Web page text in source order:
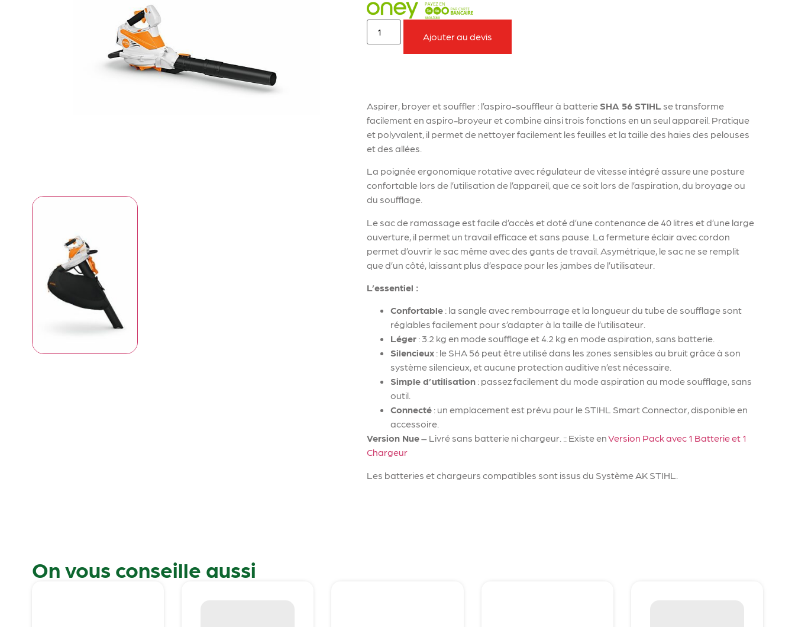
Ajouter au devis
Aspirer, broyer et souffler : l’aspiro-souffleur à batterie SHA 56 STIHL se transforme
facilement en aspiro-broyeur et combine ainsi trois fonctions en un seul appareil. Pratique
et polyvalent, il permet de nettoyer facilement les feuilles et la taille des haies des pelouses
et des allées.
La poignée ergonomique rotative avec régulateur de vitesse intégré assure une posture
confortable lors de l’utilisation de l’appareil, que ce soit lors de l’aspiration, du broyage ou
du soufflage.
Le sac de ramassage est facile d’accès et doté d’une contenance de 40 litres et d’une large
ouverture, il permet un travail efficace et sans pause. La fermeture éclair avec cordon
permet d’ouvrir le sac même avec des gants de travail. Asymétrique, le sac ne se remplit
que d’un côté, laissant plus d’espace pour les jambes de l’utilisateur.
L’essentiel :
Confortable : la sangle avec rembourrage et la longueur du tube de soufflage sont
réglables facilement pour s’adapter à la taille de l’utilisateur.
Léger : 3.2 kg en mode soufflage et 4.2 kg en mode aspiration, sans batterie.
Silencieux : le SHA 56 peut être utilisé dans les zones sensibles au bruit grâce à son
système silencieux, et aucune protection auditive n’est nécessaire.
Simple d’utilisation : passez facilement du mode aspiration au mode soufflage, sans
outil.
Connecté : un emplacement est prévu pour le STIHL Smart Connector, disponible en
accessoire.
Version Nue– Livré sans batterie ni chargeur. :: Existe enVersion Pack avec 1 Batterie et 1
Chargeur
Les batteries et chargeurs compatibles sont issus du Système AK STIHL.
On vous conseille aussi